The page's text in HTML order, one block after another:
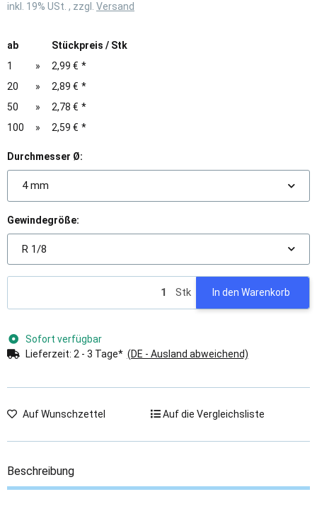
inkl. 19% USt. , zzgl. Versand
ab
Stückpreis / Stk
1
» 2,99 € *
20
» 2,89 € *
50
» 2,78 € *
100
» 2,59 € *
Durchmesser Ø:
4 mm
Gewindegröße:
R 1/8
Stk In den Warenkorb
Sofort verfügbar
Lieferzeit: 2 - 3 Tage* (DE - Ausland abweichend)
Auf Wunschzettel Auf die Vergleichsliste
Beschreibung